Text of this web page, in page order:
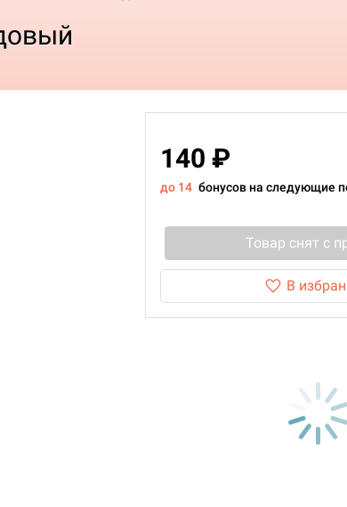
140 ₽
до 14 бонусов на следующие
Товар снят с
В